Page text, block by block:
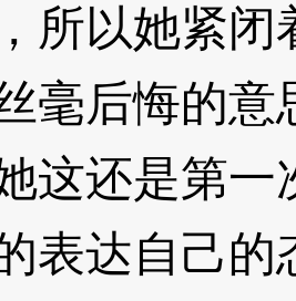
所以她紧
毫后悔的意
还是第一
表达自己的